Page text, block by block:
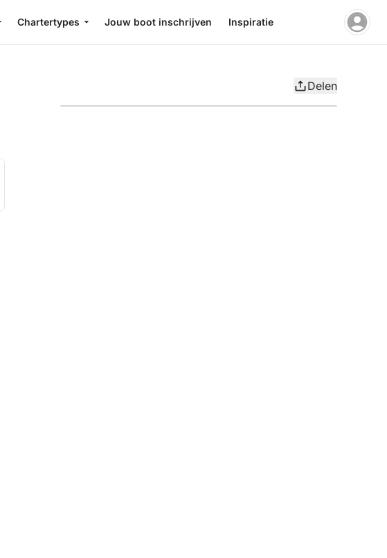
Chartertypes Jouw boot inschrijven Inspiratie
Delen